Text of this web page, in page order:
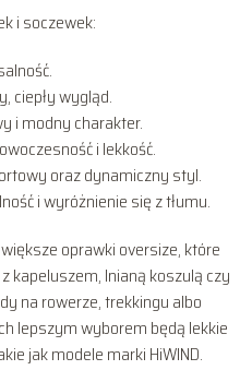
i soczewek:
ciepły wygląd.
i modny charakter.
i lekkość.
oraz dynamiczny styl.
i wyróżnienie się z tłumu.
oprawki oversize, które
kapeluszem, lnianą koszulą czy
na rowerze, trekkingu albo
lepszym wyborem będą lekkie
jak modele marki HiWIND.